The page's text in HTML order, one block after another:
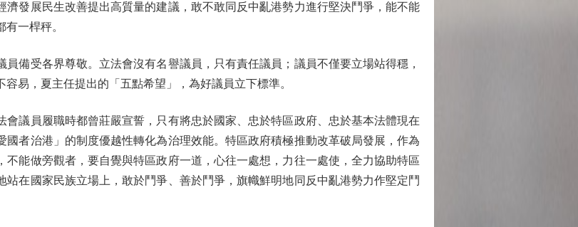
發展民生改善提出高質量的建議，敢不敢同反中亂港勢力進行堅決鬥爭，能不能
一桿秤。
受各界尊敬。立法會沒有名譽議員，只有責任議員；議員不僅要立場站得穩，
易，夏主任提出的「五點希望」，為好議員立下標準。
議員履職時都曾莊嚴宣誓，只有將忠於國家、忠於特區政府、忠於基本法體現在
國者治港」的制度優越性轉化為治理效能。特區政府積極推動改革破局發展，作為
能做旁觀者，要自覺與特區政府一道，心往一處想，力往一處使，全力協助特區
在國家民族立場上，敢於鬥爭、善於鬥爭，旗幟鮮明地同反中亂港勢力作堅定鬥